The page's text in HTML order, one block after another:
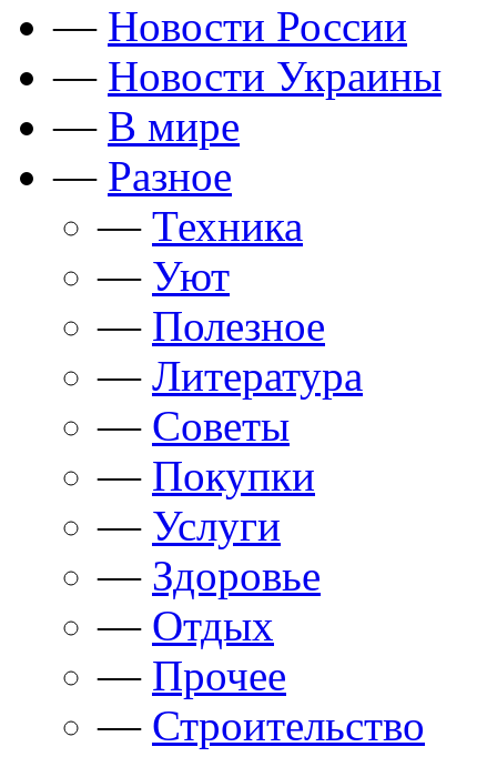
— Новости России
— Новости Украины
— В мире
— Разное
— Техника
— Уют
— Полезное
— Литература
— Советы
— Покупки
— Услуги
— Здоровье
— Отдых
— Прочее
— Строительство